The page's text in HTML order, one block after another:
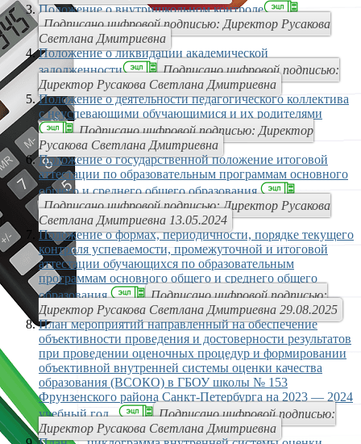
Положение о внутришкольном контроле
Подписано цифровой подписью: Директор Русакова
Светлана Дмитриевна
Положение о ликвидации академической
задолженности
Подписано цифровой подписью:
Директор Русакова Светлана Дмитриевна
Положение о деятельности педагогического коллектива
с неуспевающими обучающимися и их родителями
Подписано цифровой подписью: Директор
Русакова Светлана Дмитриевна
Положение о государственной положение итоговой
аттестации по образовательным программам основного
общего и среднего общего образования
Подписано цифровой подписью: Директор Русакова
Светлана Дмитриевна 13.05.2024
Положение о формах, периодичности, порядке текущего
контроля успеваемости, промежуточной и итоговой
аттестации обучающихся по образовательным
программам основного общего и среднего общего
образования
Подписано цифровой подписью:
Директор Русакова Светлана Дмитриевна 29.08.2025
План мероприятий направленный на обеспечение
объективности проведения и достоверности результатов
при проведении оценочных процедур и формировании
объективной внутренней системы оценки качества
образования (ВСОКО) в ГБОУ школы № 153
Фрунзенского района Санкт-Петербурга на 2023 — 2024
учебный год
Подписано цифровой подписью:
Директор Русакова Светлана Дмитриевна